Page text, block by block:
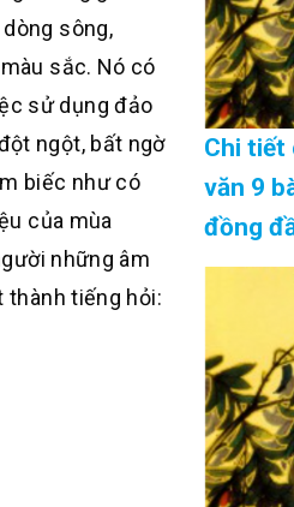
sông,
sắc. Nó có
sử dụng đảo
ngột, bất ngờ
biếc như có
của mùa
những âm
thành tiếng hỏi:
Chi tiết
văn 9
đồng
08/